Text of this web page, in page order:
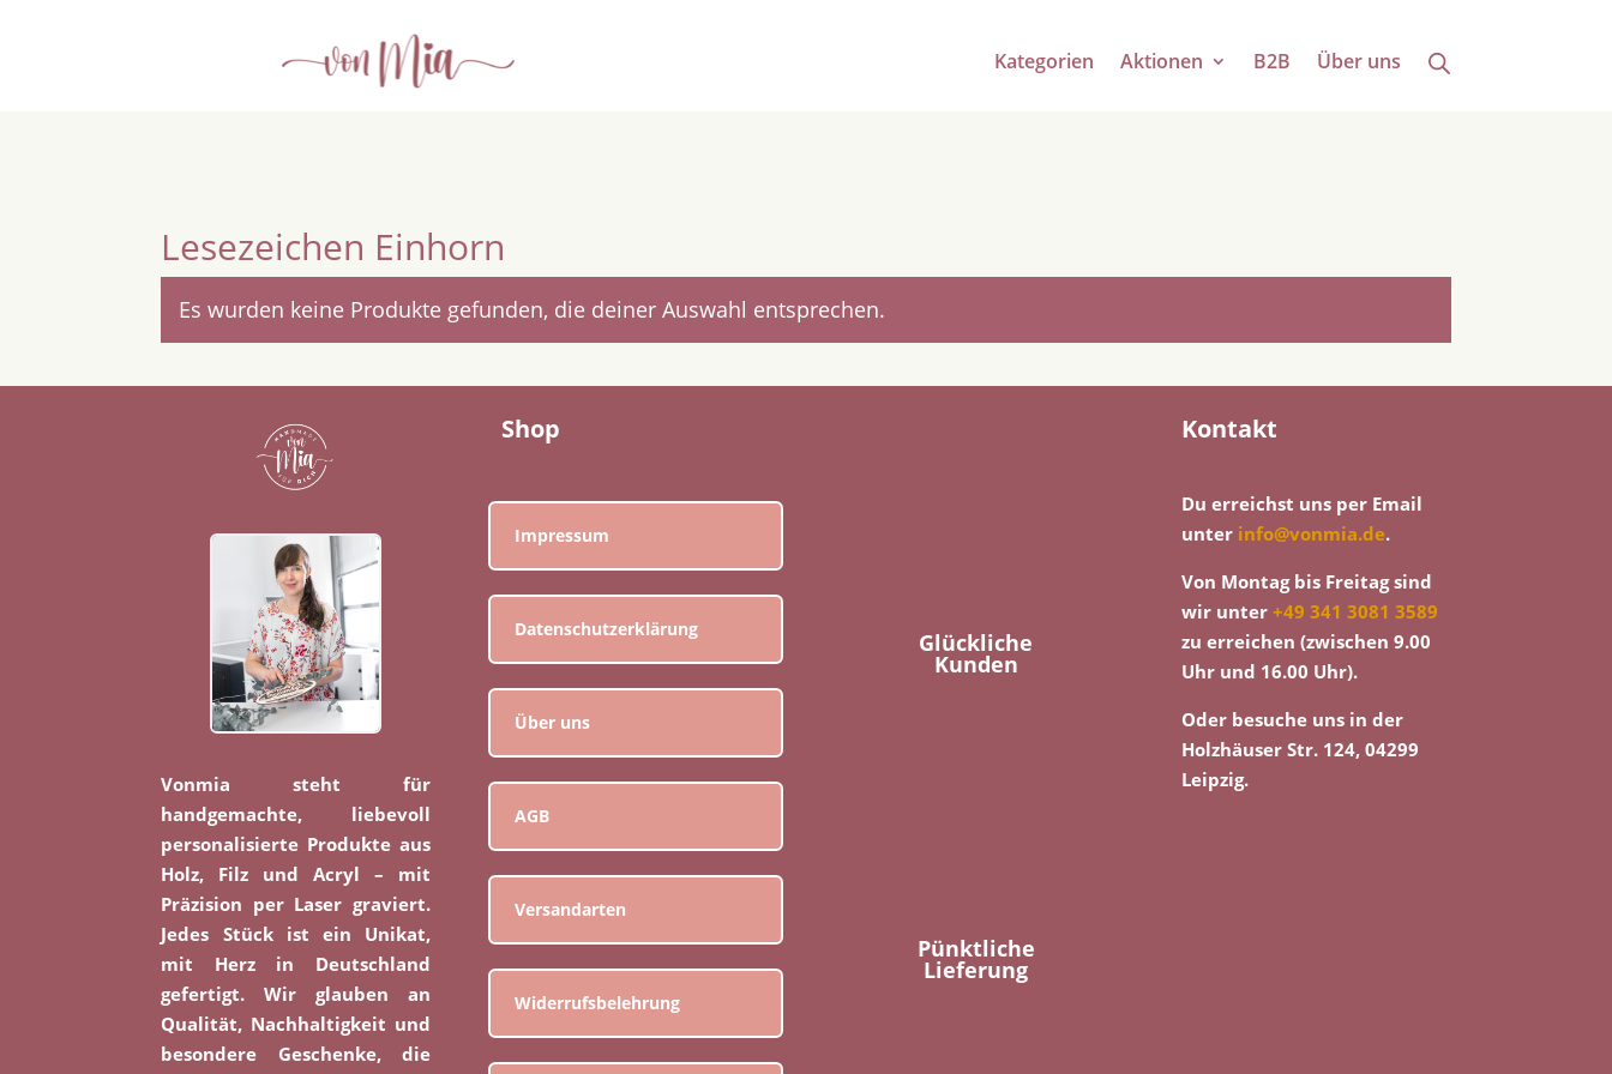
Kategorien Aktionen B2B Über uns
Lesezeichen Einhorn
Es wurden keine Produkte gefunden, die deiner Auswahl entsprechen.
Vonmia steht für
handgemachte, liebevoll
personalisierte Produkte aus
Holz, Filz und Acryl – mit
Präzision per Laser graviert.
Jedes Stück ist ein Unikat,
mit Herz in Deutschland
gefertigt. Wir glauben an
Qualität, Nachhaltigkeit und
besondere Geschenke, die
Shop
Impressum
Datenschutzerklärung
Über uns
AGB
Versandarten
Widerrufsbelehrung
Glückliche
Kunden
Pünktliche
Lieferung
Kontakt
Du erreichst uns per Email
unter info@vonmia.de.
Von Montag bis Freitag sind
wir unter+49 341 3081 3589
zu erreichen (zwischen 9.00
Uhr und 16.00 Uhr).
Oder besuche uns in der
Holzhäuser Str. 124, 04299
Leipzig.